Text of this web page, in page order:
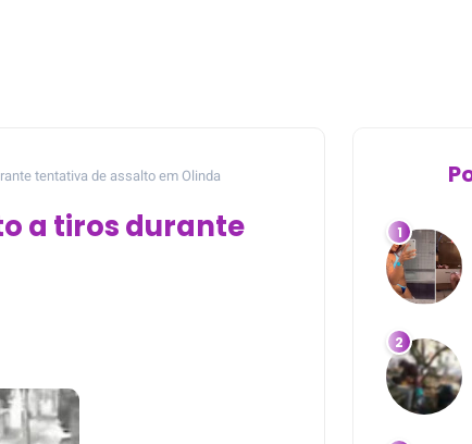
tentativa de assalto em Olinda
a tiros durante